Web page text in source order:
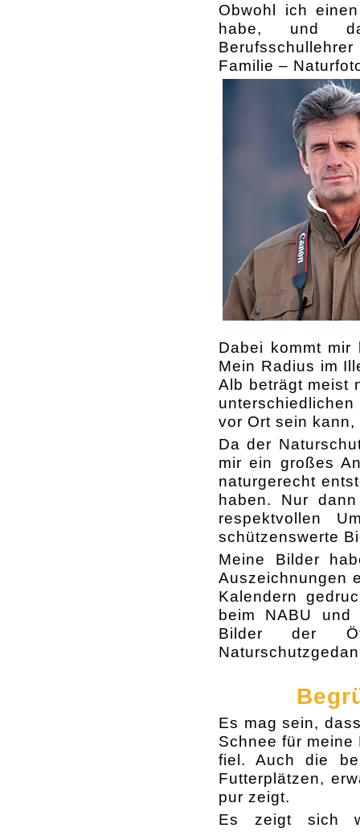
Obwohl ich
habe, und
Familie –
Dabei kommt
Mein Radius im
Alb beträgt meist
vor Ort sein
Da der
mir ein großes
naturgerecht
haben. Nur
respektvollen
schützenswerte
Meine Bilder
Auszeichnungen
Kalendern
beim NABU und
Bilder der
Es mag sein,
Schnee für
fiel. Auch die
Futterplätzen,
pur zeigt.
Es zeigt sich